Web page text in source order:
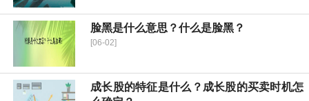
脸黑是什么意思？什么是脸黑？
[06-02]
成长股的特征是什么？成长股的买卖时机怎